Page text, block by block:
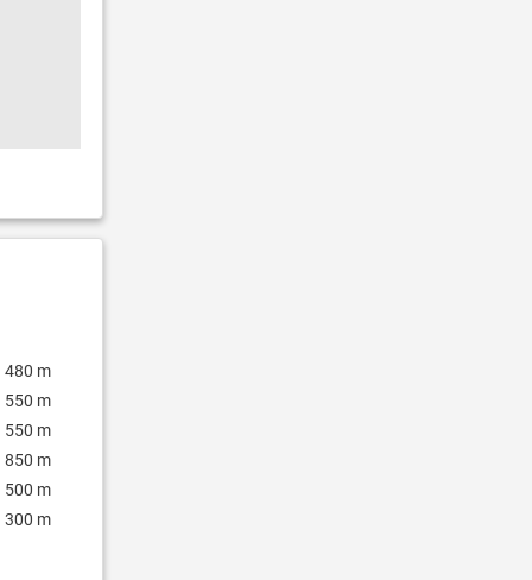
480 m
550 m
550 m
850 m
500 m
300 m